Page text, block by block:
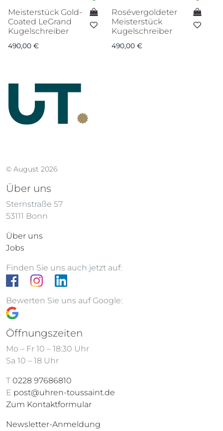
Meisterstück Gold-
Coated LeGrand
Kugelschreiber
490,00 €
Rosévergoldeter
Meisterstück
Kugelschreiber
490,00 €
© August 2026
Über uns
Sternstraße 57
53111 Bonn
Über uns
Jobs
Finden Sie uns auch jetzt auf:
Bewerten Sie uns auf Google:
Öffnungszeiten
Mo – Fr 10 – 18:30 Uhr
Sa 10 – 18 Uhr
T 0228 97686810
E post@uhren-toussaint.de
Zum Kontaktformular
Newsletter-Anmeldung